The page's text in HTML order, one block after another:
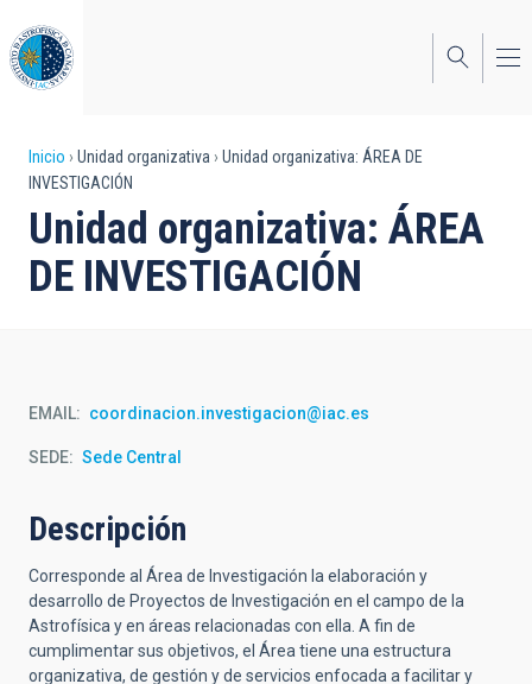
al
contenido
principal
Sobrescribir
enlaces
de
ayuda
navegación
Inicio Unidad organizativa
Unidad organizativa: ÁREA DE
INVESTIGACIÓN
Unidad organizativa: ÁREA
DE INVESTIGACIÓN
EMAIL coordinacion.investigacion@iac.es
SEDE Sede Central
Descripción
Corresponde al Área de Investigación la elaboración y
desarrollo de Proyectos de Investigación en el campo de la
Astrofísica y en áreas relacionadas con ella. A fin de
cumplimentar sus objetivos, el Área tiene una estructura
organizativa, de gestión y de servicios enfocada a facilitar y